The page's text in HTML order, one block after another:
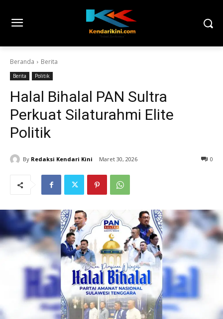
Beranda Berita
Berita Politik
Halal Bihalal PAN Sultra
Perkuat Silaturahmi Elite
Politik
By Redaksi Kendari Kini Maret 30, 2026 0